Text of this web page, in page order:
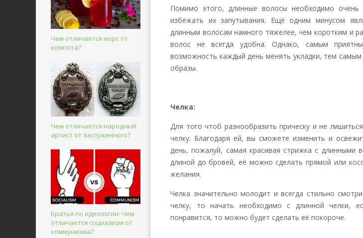
Помимо этого, длинные волосы необходимо очень
избежать их запутывания. Ещё одним минусом
длинным волосам намного тяжелее, чем коротким и
волос не всегда удобна. Однако, самым
возможность каждый день менять укладки, тем
образы.
Челка:
Для того чтоб разнообразить прическу и не
челку. Благодаря ей, вы сможете изменить и
день, пожалуй, самая красивая стрижка с длинными
длиной до бровей, её можно сделать прямой или
желания.
Челка значительно молодит и всегда стильно
челку, то начать необходимо с длинной челки,
понравится, то можно будет сделать её покороче.
Чем отличается морс от
компота?
Чем отличается народный
артист от заслуженного?
Братья по идеологии: Чем
отличается социализм от
коммунизма?